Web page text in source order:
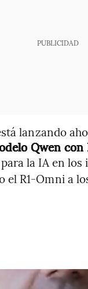
PUBLICIDAD
lanzando
Qwen con
la IA en
el R1-Omni a